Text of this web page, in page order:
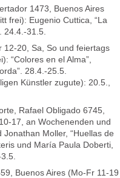
1473, Buenos Aires
frei): Eugenio Cuttica, “La
24.4.-31.5.
12-20, Sa, So und feiertags
“Colores en el Alma”,
28.4.-25.5.
Künstler zugute): 20.5.,
Rafael Obligado 6745,
17, an Wochenenden und
Moller, “Huellas de
und María Paula Doberti,
Buenos Aires (Mo-Fr 11-19